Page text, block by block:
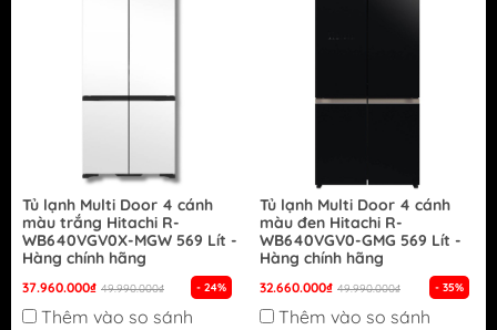
Tủ lạnh Multi Door 4 cánh
màu trắng Hitachi R-
WB640VGV0X-MGW 569 Lít -
Hàng chính hãng
37.960.000₫ 49.990.000₫ - 24%
Thêm vào so sánh
Tủ lạnh Multi Door 4 cánh
màu đen Hitachi R-
WB640VGV0-GMG 569 Lít -
Hàng chính hãng
32.660.000₫ 49.990.000₫ - 35%
Thêm vào so sánh